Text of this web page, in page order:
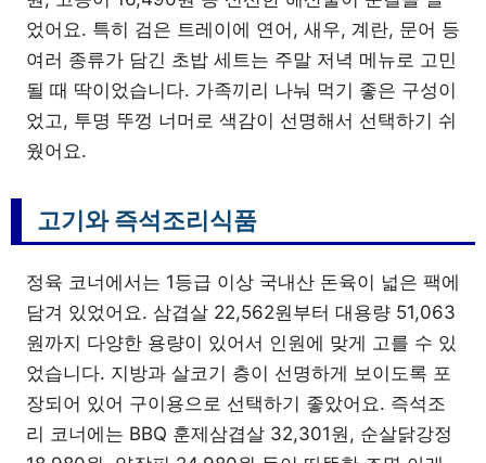
었어요. 특히 검은 트레이에 연어, 새우, 계란, 문어 등
여러 종류가 담긴 초밥 세트는 주말 저녁 메뉴로 고민
될 때 딱이었습니다. 가족끼리 나눠 먹기 좋은 구성이
었고, 투명 뚜껑 너머로 색감이 선명해서 선택하기 쉬
웠어요.
고기와 즉석조리식품
정육 코너에서는 1등급 이상 국내산 돈육이 넓은 팩에
담겨 있었어요. 삼겹살 22,562원부터 대용량 51,063
원까지 다양한 용량이 있어서 인원에 맞게 고를 수 있
었습니다. 지방과 살코기 층이 선명하게 보이도록 포
장되어 있어 구이용으로 선택하기 좋았어요. 즉석조
리 코너에는 BBQ 훈제삼겹살 32,301원, 순살닭강정